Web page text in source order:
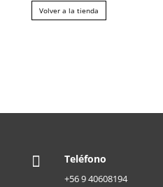
Volver a la tienda
 Teléfono
+56 9 40608194